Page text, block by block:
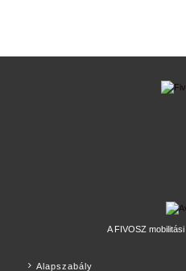
A FIVOSZ mobilitási
Alapszabály